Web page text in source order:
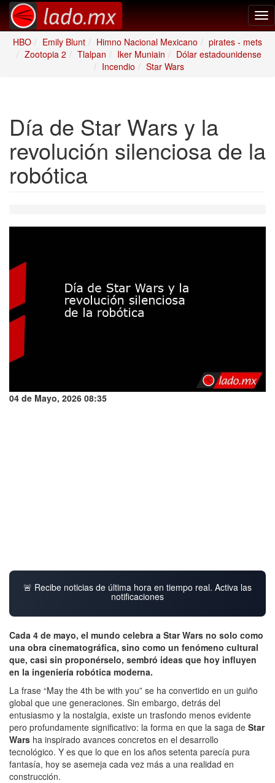
HBO
Emily Blunt Himno Nacional Mexicano
pirates - mets
Zootopia 2
Tlalpan Iker Muniain
Dólar estadounidense
Incendio
Star Wars
Día de Star Wars y la
revolución silenciosa de la
robótica
04 de Mayo, 2026 08:35
🚨 Recibe noticias de última hora en tiempo real. Activa las
notificaciones
Cada 4 de mayo, el mundo celebra a Star Wars no solo como
una obra cinematográfica, sino como un fenómeno cultural
que, casi sin proponérselo, sembró ideas que hoy influyen
en la ingeniería robótica moderna.
La frase “May the 4th be with you” se ha convertido en un guiño
global que une generaciones. Sin embargo, detrás del
entusiasmo y la nostalgia, existe un trasfondo menos evidente
pero profundamente significativo: la forma en que la saga de Star
Wars ha inspirado avances concretos en el desarrollo
tecnológico. Y es que lo que en los años setenta parecía pura
fantasía, hoy se asemeja cada vez más a una realidad en
construcción.